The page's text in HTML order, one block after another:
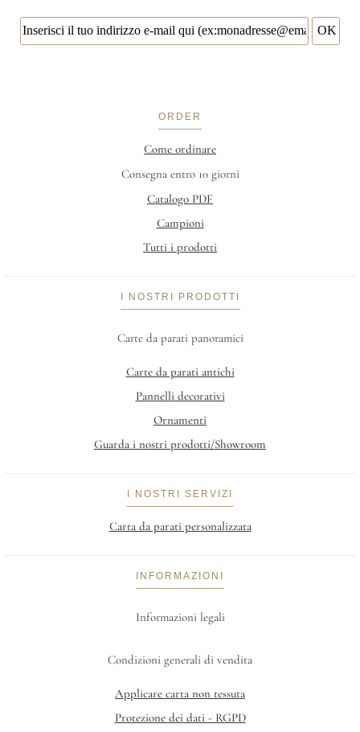
ORDER
Come ordinare
Consegna entro 10 giorni
Catalogo PDF
Campioni
Tutti i prodotti
I NOSTRI PRODOTTI
Carte da parati panoramici
Carte da parati antichi
Pannelli decorativi
Ornamenti
Guarda i nostri prodotti/Showroom
I NOSTRI SERVIZI
Carta da parati personalizzata
INFORMAZIONI
Informazioni legali
Condizioni generali di vendita
Applicare carta non tessuta
Protezione dei dati - RGPD